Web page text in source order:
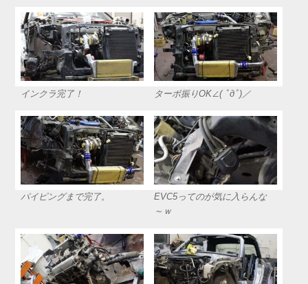
インクラ完了！ ターボ振りOK∠( ﾟдﾟ)／
パイピングまで完了。
EVC5ってのが気に入らんな
～ｗ